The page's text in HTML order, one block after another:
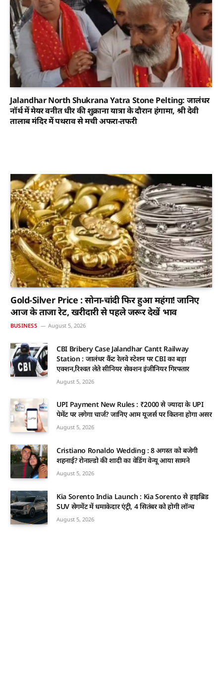
Jalandhar North Shukrana Yatra Stone Pelting: जालंधर
नॉर्थ में मेयर वनीत धीर की शुक्राना यात्रा के दौरान हंगामा, श्री देवी
तालाब मंदिर में पथराव से मची अफरा-तफरी
Gold-Silver Price : सोना-चांदी फिर हुआ महंगा! जानिए
आज के ताजा रेट, खरीदारी से पहले जरूर देखें भाव
BUSINESS August 5, 2026
CBI Bribery Case Jalandhar Cantt Railway
Station : जालंधर कैंट रेलवे स्टेशन पर CBI का बड़ा
एक्शन,रिश्वत लेते सीनियर सेक्शन इंजीनियर गिरफ्तार
August 5, 2026
UPI Payment New Rules : ₹2000 से ज्यादा के UPI
पेमेंट पर लगेगा चार्ज? जानिए आम यूजर्स पर कितना होगा असर
August 5, 2026
Cristiano Ronaldo Wedding : 8 अगस्त को बजेगी
शहनाई? रोनाल्डो की शादी का वेडिंग वेन्यू आया सामने
August 5, 2026
Kia Sorento India Launch : Kia Sorento से हाइब्रिड
SUV सेगमेंट में धमाकेदार एंट्री, 4 सितंबर को होगी लॉन्च
August 5, 2026